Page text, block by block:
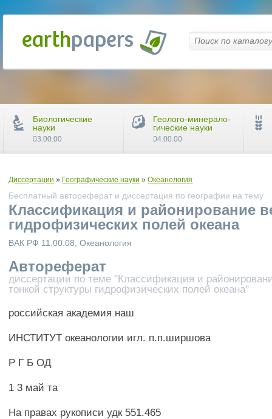
Диссертации » Географические науки »Океанология
Бесплатный автореферат и диссертация по географии на тему
Классификация и районирование
гидрофизических полей океана
ВАК РФ 11.00.08, Океанология
Автореферат
диссертации по теме "Классификация и
тонкой структуры гидрофизических полей океана"
российская академия наш
ИНСТИТУТ океанологии игл. п.п.ширшова
Р Г Б ОД
1 3 май та
На правах рукописи удк 551.465
Биологические
науки
03.00.00
Геолого-минерало-
гические науки
04.00.00